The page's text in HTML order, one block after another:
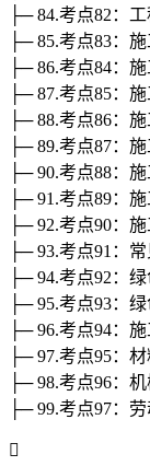
├─ 84.考点82：
├─ 85.考点83：
├─ 86.考点84：
├─ 87.考点85：
├─ 88.考点86：
├─ 89.考点87：
├─ 90.考点88：
├─ 91.考点89：
├─ 92.考点90：
├─ 93.考点91：
├─ 94.考点92：
├─ 95.考点93：
├─ 96.考点94：
├─ 97.考点95：
├─ 98.考点96：
├─ 99.考点97：
